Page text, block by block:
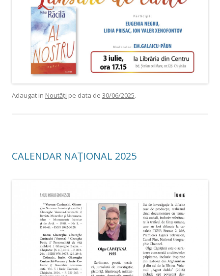
Adaugat in Noutăți pe data de 30/06/2025.
CALENDAR NAŢIONAL 2025